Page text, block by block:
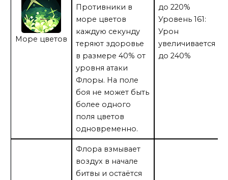
Море цветов
Противники в
море цветов
каждую секунду
теряют здоровье
в размере 40% от
уровня атаки
Флоры. На поле
боя не может быть
более одного
поля цветов
одновременно.
до 220%
Уровень 161:
Урон
увеличивается
до 240%
Флора взмывает
воздух в начале
битвы и остаётся